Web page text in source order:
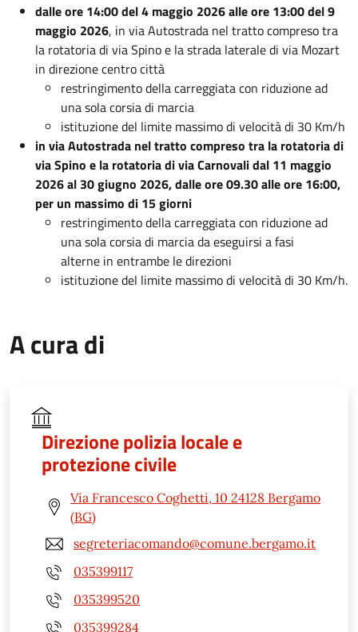
dalle ore 14:00 del 4 maggio 2026 alle ore 13:00 del 9
maggio 2026, in via Autostrada nel tratto compreso tra
la rotatoria di via Spino e la strada laterale di via Mozart
in direzione centro città
restringimento della carreggiata con riduzione ad
una sola corsia di marcia
istituzione del limite massimo di velocità di 30 Km/h
in via Autostrada nel tratto compreso tra la rotatoria di
via Spino e la rotatoria di via Carnovali dal 11 maggio
2026 al 30 giugno 2026, dalle ore 09.30 alle ore 16:00,
per un massimo di 15 giorni
restringimento della carreggiata con riduzione ad
una sola corsia di marcia da eseguirsi a fasi
alterne in entrambe le direzioni
istituzione del limite massimo di velocità di 30 Km/h.
A cura di
Direzione polizia locale e
protezione civile
Via Francesco Coghetti, 10 24128 Bergamo
(BG)
segreteriacomando@comune.bergamo.it
035399117
035399520
035399284